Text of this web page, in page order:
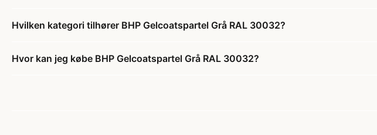
Hvilken kategori tilhører BHP Gelcoatspartel Grå RAL 30032?
Hvor kan jeg købe BHP Gelcoatspartel Grå RAL 30032?